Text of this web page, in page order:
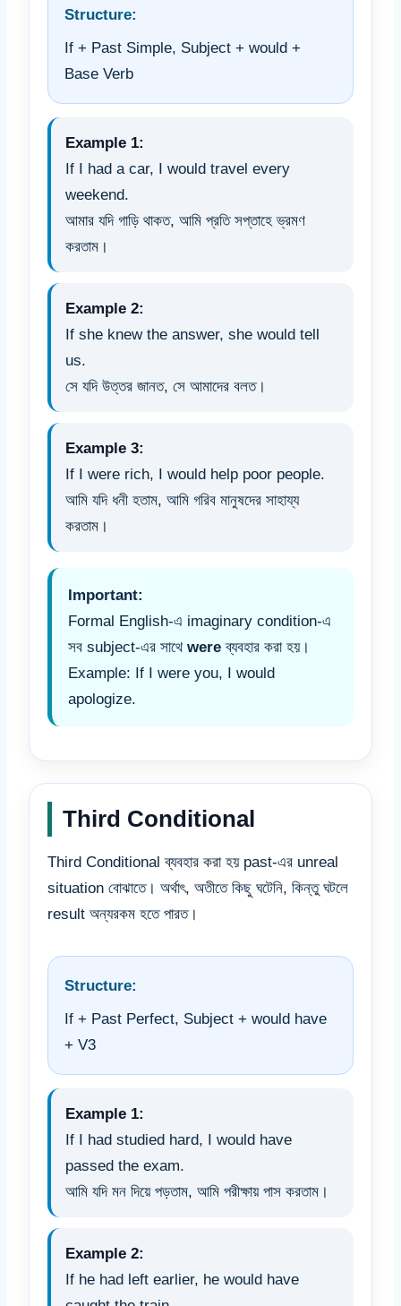
Structure:
If + Past Simple, Subject + would +
Base Verb
Example 1:
If I had a car, I would travel every
weekend.
আমার যদি গাড়ি থাকত, আমি প্রতি সপ্তাহে ভ্রমণ
করতাম।
Example 2:
If she knew the answer, she would tell
us.
সে যদি উত্তর জানত, সে আমাদের বলত।
Example 3:
If I were rich, I would help poor people.
আমি যদি ধনী হতাম, আমি গরিব মানুষদের সাহায্য
করতাম।
Important:
Formal English-এ imaginary condition-এ
সব subject-এর সাথে were ব্যবহার করা হয়।
Example: If I were you, I would
apologize.
Third Conditional
Third Conditional ব্যবহার করা হয় past-এর unreal
situation বোঝাতে। অর্থাৎ, অতীতে কিছু ঘটেনি, কিন্তু ঘটলে
result অন্যরকম হতে পারত।
Structure:
If + Past Perfect, Subject + would have
+ V3
Example 1:
If I had studied hard, I would have
passed the exam.
আমি যদি মন দিয়ে পড়তাম, আমি পরীক্ষায় পাস করতাম।
Example 2:
If he had left earlier, he would have